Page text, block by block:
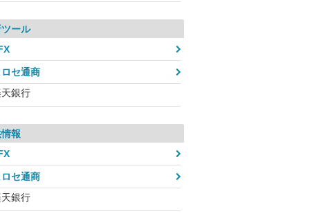
ール
ロセ通商
銀行
報
ロセ通商
銀行